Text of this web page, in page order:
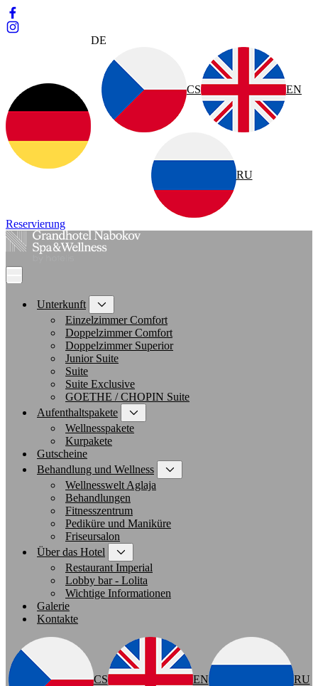
DE
CS EN
RU
Reservierung
Unterkunft
Einzelzimmer Comfort
Doppelzimmer Comfort
Doppelzimmer Superior
Junior Suite
Suite
Suite Exclusive
GOETHE / CHOPIN Suite
Aufenthaltspakete
Wellnesspakete
Kurpakete
Gutscheine
Behandlung und Wellness
Wellnesswelt Aglaja
Behandlungen
Fitnesszentrum
Pediküre und Maniküre
Friseursalon
Über das Hotel
Restaurant Imperial
Lobby bar - Lolita
Wichtige Informationen
Galerie
Kontakte
CS EN RU